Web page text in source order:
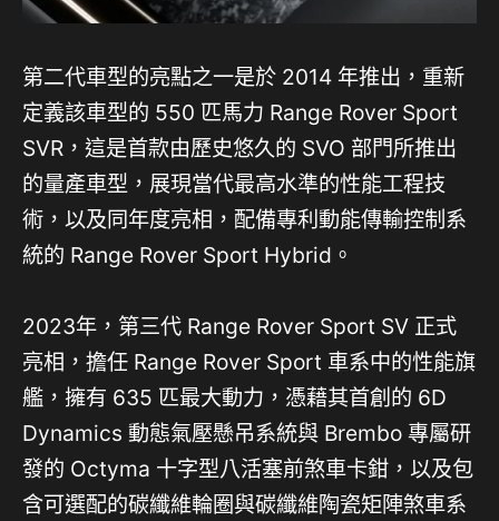
第二代車型的亮點之一是於 2014 年推出，重新
定義該車型的 550 匹馬力 Range Rover Sport
SVR，這是首款由歷史悠久的 SVO 部門所推出
的量產車型，展現當代最高水準的性能工程技
術，以及同年度亮相，配備專利動能傳輸控制系
統的 Range Rover Sport Hybrid。
2023年，第三代 Range Rover Sport SV 正式
亮相，擔任 Range Rover Sport 車系中的性能旗
艦，擁有 635 匹最大動力，憑藉其首創的 6D
Dynamics 動態氣壓懸吊系統與 Brembo 專屬研
發的 Octyma 十字型八活塞前煞車卡鉗，以及包
含可選配的碳纖維輪圈與碳纖維陶瓷矩陣煞車系